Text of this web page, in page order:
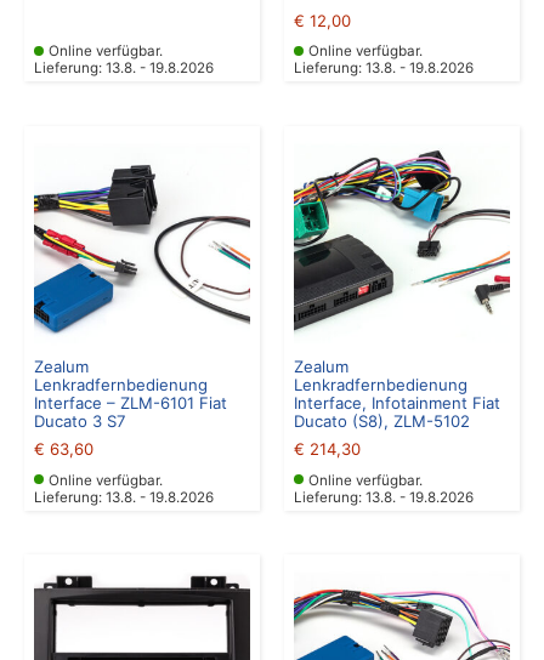
Online verfügbar.
Lieferung: 13.8. - 19.8.2026
€ 12,00
Online verfügbar.
Lieferung: 13.8. - 19.8.2026
Zealum
Lenkradfernbedienung
Interface – ZLM-6101 Fiat
Ducato 3 S7
€ 63,60
Online verfügbar.
Lieferung: 13.8. - 19.8.2026
Zealum
Lenkradfernbedienung
Interface, Infotainment Fiat
Ducato (S8), ZLM-5102
€ 214,30
Online verfügbar.
Lieferung: 13.8. - 19.8.2026